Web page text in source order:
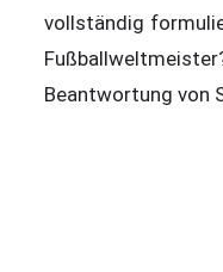
vollständig
Beantwortung von